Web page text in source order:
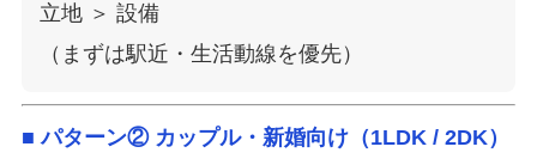
立地 ＞ 設備
■ パターン② カップル・新婚向け（1LDK / 2DK）